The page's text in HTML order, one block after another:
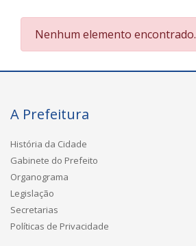
Nenhum elemento encontrado.
A Prefeitura
História da Cidade
Gabinete do Prefeito
Organograma
Legislação
Secretarias
Políticas de Privacidade